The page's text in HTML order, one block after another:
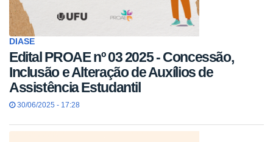
DIASE
Edital PROAE nº 03 2025 - Concessão,
Inclusão e Alteração de Auxílios de
Assistência Estudantil
30/06/2025 - 17:28